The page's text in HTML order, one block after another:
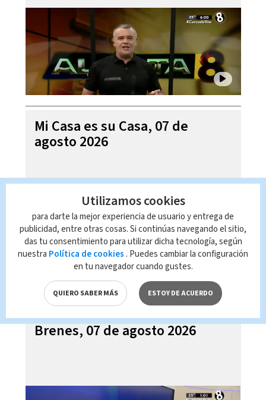
Mi Casa es su Casa, 07 de
agosto 2026
Telediario En Directo con Paula
Brenes, 07 de agosto 2026
Utilizamos cookies
para darte la mejor experiencia de usuario y entrega de
publicidad, entre otras cosas. Si continúas navegando el sitio,
das tu consentimiento para utilizar dicha tecnología, según
nuestra Política de cookies . Puedes cambiar la configuración
en tu navegador cuando gustes.
QUIERO SABER MÁS ESTOY DE ACUERDO